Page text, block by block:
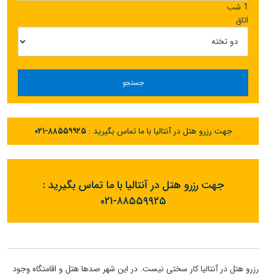
1 شب
اتاق
جستجو
جهت رزرو هتل در آنتالیا با ما تماس بگیرید :۰۲۱-۸۸۵۵۹۹۲۵
جهت رزرو هتل در آنتالیا با ما تماس بگیرید :
۰۲۱-۸۸۵۵۹۹۲۵
رزرو هتل در آنتالیا کار سختی نیست. در این شهر صدها هتل و اقامتگاه وجود